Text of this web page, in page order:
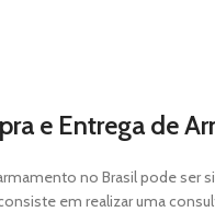
e Entrega de
no Brasil pode ser
em realizar uma